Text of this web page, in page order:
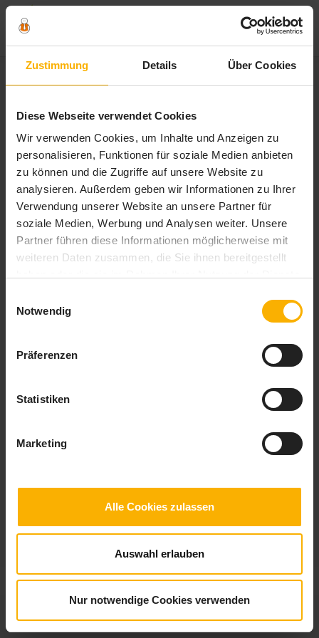
Zustimmung Details Über Cookies
Diese Webseite verwendet Cookies
Wir verwenden Cookies, um Inhalte und Anzeigen zu
personalisieren, Funktionen für soziale Medien anbieten
zu können und die Zugriffe auf unsere Website zu
analysieren. Außerdem geben wir Informationen zu Ihrer
Verwendung unserer Website an unsere Partner für
soziale Medien, Werbung und Analysen weiter. Unsere
Partner führen diese Informationen möglicherweise mit
weiteren Daten zusammen, die Sie ihnen bereitgestellt
Cookies, wenn Sie unsere Webseite weiterhin nutzen.
Notwendig
Präferenzen
Statistiken
Marketing
Alle Cookies zulassen
Auswahl erlauben
Nur notwendige Cookies verwenden
studienwahl
Studium ja, aber welches Fach. Mit der Checkliste Studienwahl findest Du
heraus auf welchen Gebieten deine Stärken liegen.
© 2026checklisten.de |Impressum |Datenschutz